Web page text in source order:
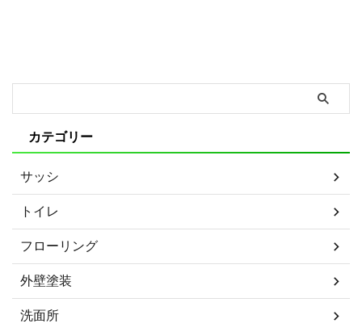
カテゴリー
サッシ
トイレ
フローリング
外壁塗装
洗面所